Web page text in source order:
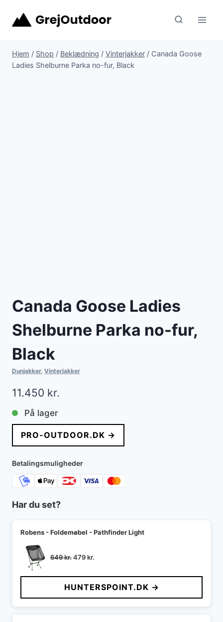
Hjem / Shop / Beklædning / Vinterjakker / Canada Goose
Ladies Shelburne Parka no-fur, Black
Canada Goose Ladies
Shelburne Parka no-fur,
Black
Dunjakker, Vinterjakker
11.450 kr.
På lager
PRO-OUTDOOR.DK →
Betalingsmuligheder
Har du set?
Robens - Foldemøbel - Pathfinder Light
649kr.Den
pris
var:
649 kr..
479kr.
pris
er:
479 kr..
HUNTERSPOINT.DK →